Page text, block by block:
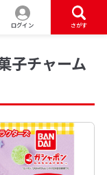
ログイン さがす
子チャーム